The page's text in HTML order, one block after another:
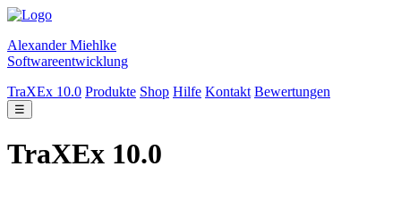
Alexander Miehlke
Softwareentwicklung
TraXEx 10.0 Produkte Shop Hilfe Kontakt Bewertungen
☰
TraXEx 10.0